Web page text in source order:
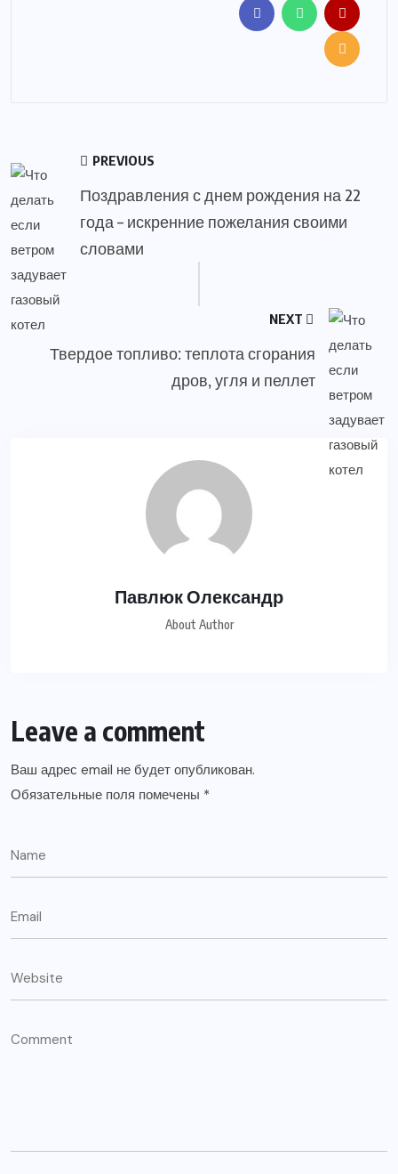
PREVIOUS
Поздравления с днем рождения на 22
года – искренние пожелания своими
словами
NEXT
Твердое топливо: теплота сгорания
дров, угля и пеллет
Павлюк Олександр
About Author
Leave a comment
Ваш адрес email не будет опубликован.
Обязательные поля помечены *